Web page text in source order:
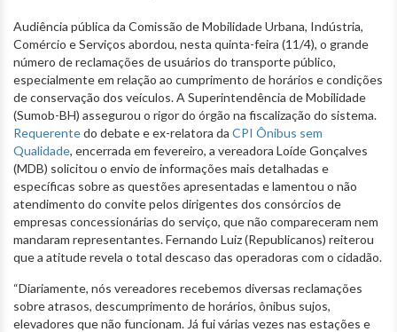
Audiência pública da Comissão de Mobilidade Urbana, Indústria,
Comércio e Serviços abordou, nesta quinta-feira (11/4), o grande
número de reclamações de usuários do transporte público,
especialmente em relação ao cumprimento de horários e condições
de conservação dos veículos. A Superintendência de Mobilidade
(Sumob-BH) assegurou o rigor do órgão na fiscalização do sistema.
Requerentedo debate e ex-relatora da CPI Ônibus sem
Qualidade, encerrada em fevereiro, a vereadora Loíde Gonçalves
(MDB) solicitou o envio de informações mais detalhadas e
específicas sobre as questões apresentadas e lamentou o não
atendimento do convite pelos dirigentes dos consórcios de
empresas concessionárias do serviço, que não compareceram nem
mandaram representantes. Fernando Luiz (Republicanos) reiterou
que a atitude revela o total descaso das operadoras com o cidadão.
“Diariamente, nós vereadores recebemos diversas reclamações
sobre atrasos, descumprimento de horários, ônibus sujos,
elevadores que não funcionam. Já fui várias vezes nas estações e